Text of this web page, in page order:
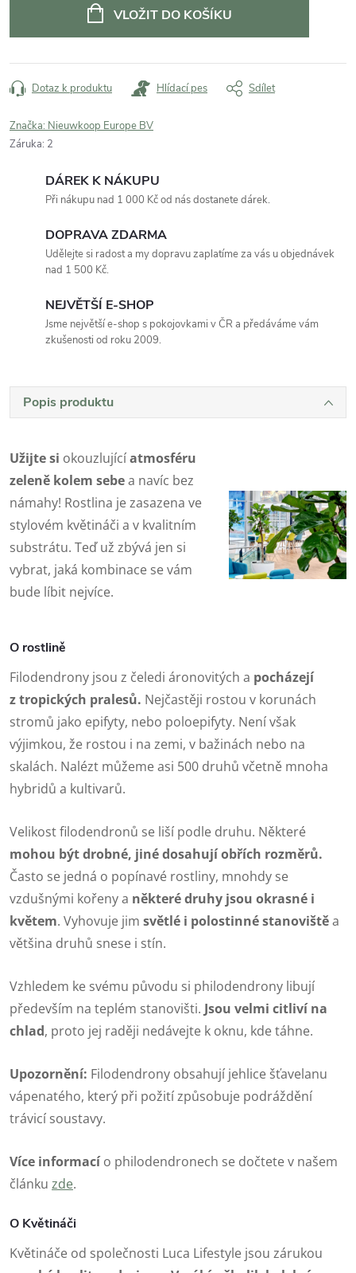
VLOŽIT DO KOŠÍKU
Dotaz k produktu Hlídací pes Sdílet
Značka: Nieuwkoop Europe BV
Záruka: 2
DÁREK K NÁKUPU
Při nákupu nad 1 000 Kč od nás dostanete dárek.
DOPRAVA ZDARMA
Udělejte si radost a my dopravu zaplatíme za vás u objednávek
nad 1 500 Kč.
NEJVĚTŠÍ E-SHOP
Jsme největší e-shop s pokojovkami v ČR a předáváme vám
zkušenosti od roku 2009.
Popis produktu
Užijte si okouzlujícíatmosféru
zeleně kolem sebea navíc bez
námahy! Rostlina je zasazena ve
stylovém květináči a v kvalitním
substrátu. Teď už zbývá jen si
vybrat, jaká kombinace se vám
bude líbit nejvíce.
O rostlině
Filodendrony jsou z čeledi áronovitých a pocházejí
z tropických pralesů. Nejčastěji rostou v korunách
stromů jako epifyty, nebo poloepifyty. Není však
výjimkou, že rostou i na zemi, v bažinách nebo na
skalách. Nalézt můžeme asi 500 druhů včetně mnoha
hybridů a kultivarů.
Velikost filodendronů se liší podle druhu. Některé
mohou být drobné, jiné dosahují obřích rozměrů.
Často se jedná o popínavé rostliny, mnohdy se
vzdušnými kořeny a některé druhy jsou okrasné i
květem. Vyhovuje jim světlé i polostinné stanovištěa
většina druhů snese i stín.
Vzhledem ke svému původu si philodendrony libují
především na teplém stanovišti. Jsou velmi citliví na
chlad, proto jej raději nedávejte k oknu, kde táhne.
Upozornění: Filodendrony obsahují jehlice šťavelanu
vápenatého, který při požití způsobuje podráždění
trávicí soustavy.
Více informacío philodendronech se dočtete v našem
článku zde.
O Květináči
Květináče od společnosti Luca Lifestyle jsou zárukou